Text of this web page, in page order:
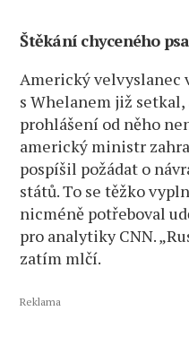
Štěkání chyceného psa
Americký velvyslanec
s Whelanem již setkal,
prohlášení od něho
americký ministr
pospíšil požádat o
států. To se těžko
nicméně potřeboval
pro analytiky CNN.
zatím mlčí.
Reklama